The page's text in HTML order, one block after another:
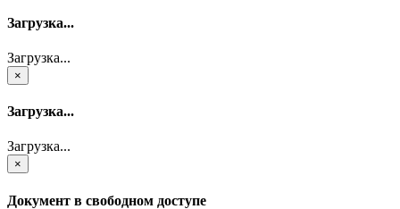
Загрузка...
Загрузка...
×
Загрузка...
Загрузка...
×
Документ в свободном доступе